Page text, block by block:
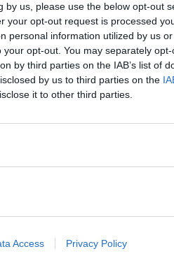
us, please use the below opt-out
your opt-out request is processed
personal information utilized by us
opt-out. You may separately
by third parties on the IAB’s list of
by us to third parties on the
it to other third parties.
Access Privacy Policy
06 LUGLIO 2024 ORE 16:54
e sistemi museali
bandi, andranno a 109 enti
sparsi in tutta la Toscana
in Toscana